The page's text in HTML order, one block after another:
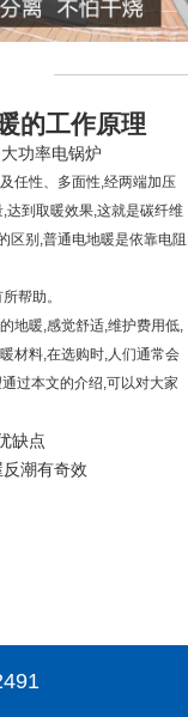
的工作原理
功率电锅炉
任性、多面性,经两端加压
达到取暖效果,这就是碳纤维
区别,普通电地暖是依靠电阻
帮助。
地暖,感觉舒适,维护费用低,
材料,在选购时,人们通常会
过本文的介绍,可以对大家
缺点
潮有奇效